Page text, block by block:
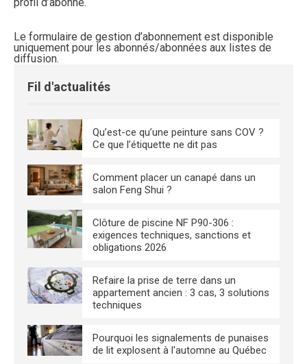
Le formulaire de gestion d’abonnement est disponible
uniquement pour les abonnés/abonnées aux listes de
diffusion.
Fil d'actualités
Qu’est-ce qu’une peinture sans COV ?
Ce que l’étiquette ne dit pas
Comment placer un canapé dans un
salon Feng Shui ?
Clôture de piscine NF P90-306 :
exigences techniques, sanctions et
obligations 2026
Refaire la prise de terre dans un
appartement ancien : 3 cas, 3 solutions
techniques
Pourquoi les signalements de punaises
de lit explosent à l'automne au Québec